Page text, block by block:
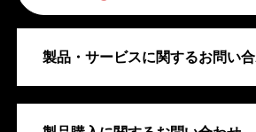
製品・サービスに関するお問い